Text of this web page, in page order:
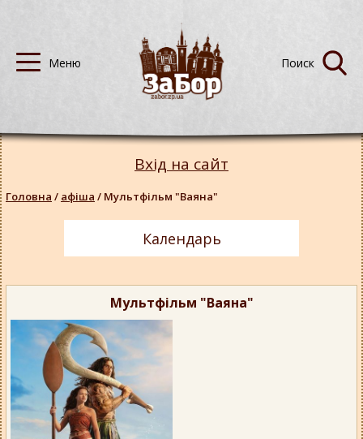
Мультфільм "Ваяна"
Вхід на сайт
Головна / афіша / Мультфільм "Ваяна"
Календарь